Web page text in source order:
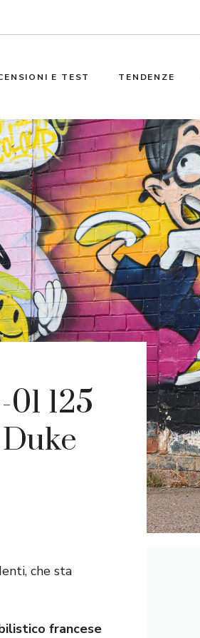
E TEST TENDENZE
125
che sta
francese